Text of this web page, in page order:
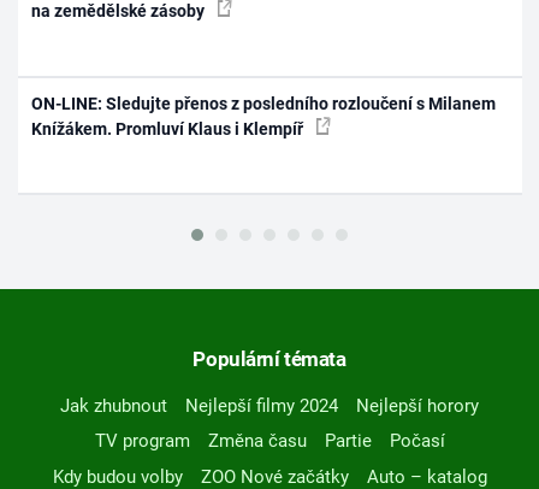
na zemědělské zásoby
ON-LINE: Sledujte přenos z posledního rozloučení s Milanem
Knížákem. Promluví Klaus i Klempíř
Populární témata
Jak zhubnout Nejlepší filmy 2024
Nejlepší horory
TV program
Změna času Partie
Počasí
Kdy budou volby
ZOO Nové začátky
Auto – katalog